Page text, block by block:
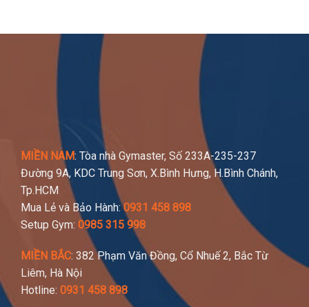
MIỀN NAM: Tòa nhà Gymaster, Số 233A-235-237
Đường 9A, KDC Trung Sơn, X.Bình Hưng, H.Bình Chánh,
Tp.HCM
Mua Lẻ và Bảo Hành:0931 458 898
Setup Gym: 0985 315 998
MIỀN BẮC: 382 Phạm Văn Đồng, Cổ Nhuế 2, Bắc Từ
Liêm, Hà Nội
Hotline: 0931 458 898